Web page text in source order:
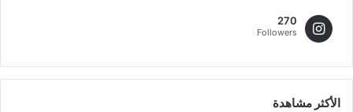
270
Followers
الأكثر مشاهدة